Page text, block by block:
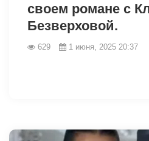
своем романе с
Безверховой.
629 1 июня, 2025 20:37